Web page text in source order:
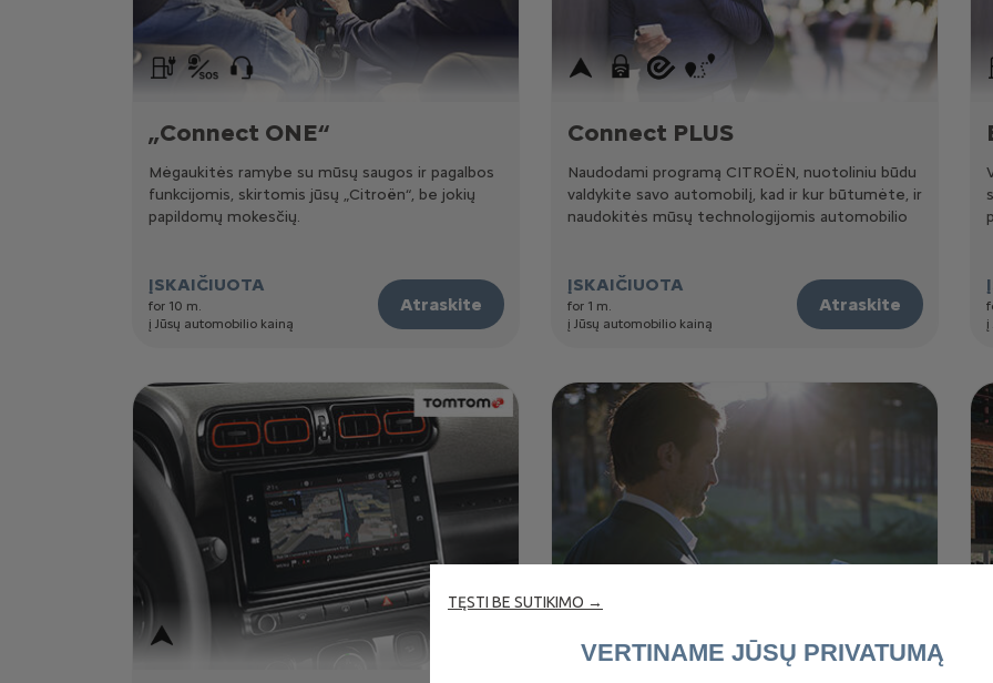
„Connect ONE“
Mėgaukitės ramybe su mūsų saugos ir pagalbos
funkcijomis, skirtomis jūsų „Citroën“, be jokių
papildomų mokesčių.
ĮSKAIČIUOTA
for 10 m.
į Jūsų automobilio kainą
Atraskite
Connect PLUS
Naudodami programą CITROËN, nuotoliniu būdu
valdykite savo automobilį, kad ir kur būtumėte, ir
naudokitės mūsų technologijomis automobilio
ĮSKAIČIUOTA
for 1 m.
į Jūsų automobilio kainą
Atraskite
į
TĘSTI BE SUTIKIMO →
VERTINAME JŪSŲ PRIVATUMĄ